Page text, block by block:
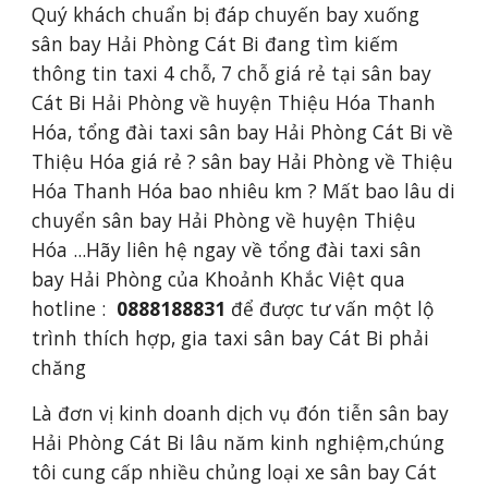
Quý khách chuẩn bị đáp chuyến bay xuống
sân bay Hải Phòng Cát Bi đang tìm kiếm
thông tin taxi 4 chỗ, 7 chỗ giá rẻ tại sân bay
Cát Bi Hải Phòng về huyện Thiệu Hóa Thanh
Hóa, tổng đài taxi sân bay Hải Phòng Cát Bi về
Thiệu Hóa giá rẻ ? sân bay Hải Phòng về Thiệu
Hóa Thanh Hóa bao nhiêu km ? Mất bao lâu di
chuyển sân bay Hải Phòng về huyện Thiệu
Hóa ...Hãy liên hệ ngay về tổng đài taxi sân
bay Hải Phòng của Khoảnh Khắc Việt qua
hotline : 0888188831 để được tư vấn một lộ
trình thích hợp, gia taxi sân bay Cát Bi phải
chăng
Là đơn vị kinh doanh dịch vụ đón tiễn sân bay
Hải Phòng Cát Bi lâu năm kinh nghiệm,chúng
tôi cung cấp nhiều chủng loại xe sân bay Cát